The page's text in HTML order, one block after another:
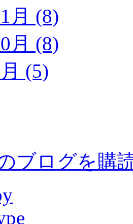
月 (8)
月 (8)
(5)
ブログを購